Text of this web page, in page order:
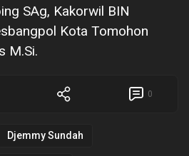
SAg, Kakorwil BIN
Kota Tomohon
M.Si.
0
Djemmy Sundah